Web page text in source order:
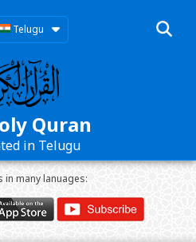
Telugu
Quran
in Telugu
in many lanuages: